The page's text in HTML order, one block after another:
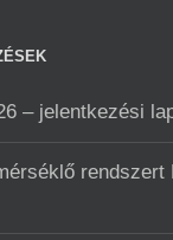
– jelentkezési
rendszert